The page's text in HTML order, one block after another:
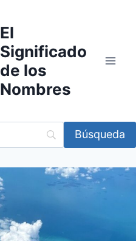
El
Significado
de los
Nombres